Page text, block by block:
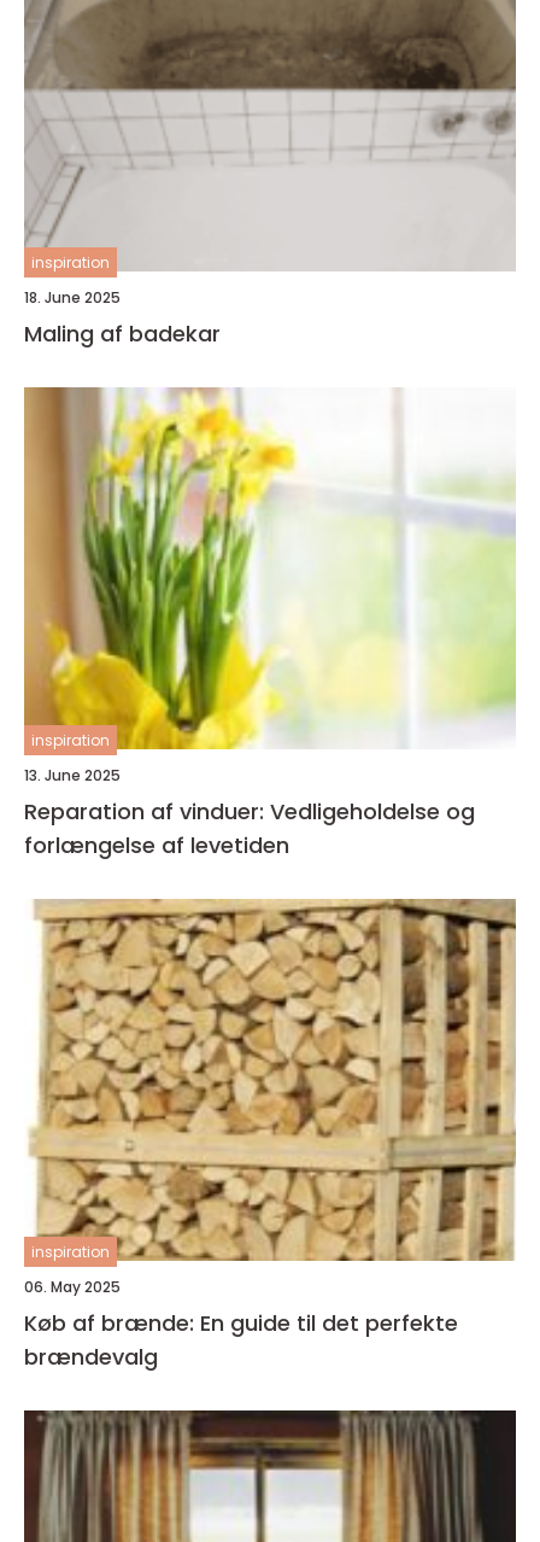
inspiration
18. June 2025
Maling af badekar
inspiration
13. June 2025
Reparation af vinduer: Vedligeholdelse og
forlængelse af levetiden
inspiration
06. May 2025
Køb af brænde: En guide til det perfekte
brændevalg